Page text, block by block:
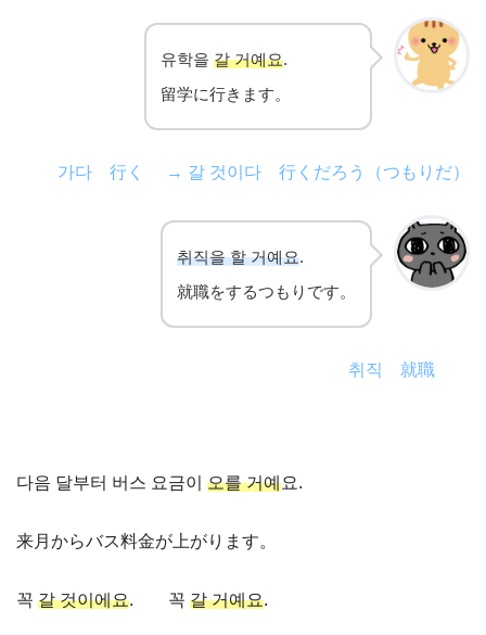
유학을 갈 거예요.
留学に行きます。
가다 行く → 갈 것이다 行くだろう（つもりだ）
취직을 할 거예요.
就職をするつもりです。
취직 就職
다음 달부터 버스 요금이 오를 거예요.
来月からバス料金が上がります。
꼭 갈 것이에요. 꼭 갈 거예요.